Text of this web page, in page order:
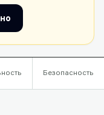
Безопасность